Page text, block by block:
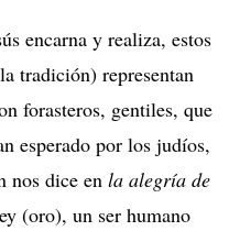
encarna y realiza, estos
tradición) representan
forasteros, gentiles, que
esperado por los judíos,
nos dice en la alegría de
(oro), un ser humano